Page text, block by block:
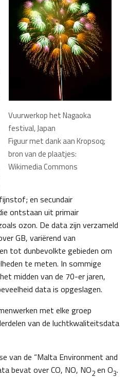
Vuurwerkop het Nagaoka
festival, Japan
Figuur met dank aan Kropsoq;
bron van de plaatjes:
Wikimedia Commons
en secundair
ontstaan uit primair
ozon. De data zijn verzameld
GB, variërend van
tot dunbevolkte gebieden om
te meten. In sommige
midden van de 70-er jaren,
data is opgeslagen.
met elke groep
van de luchtkwaliteitsdata
van de “Malta Environment and
bevat over CO, NO, NO2 en O3.